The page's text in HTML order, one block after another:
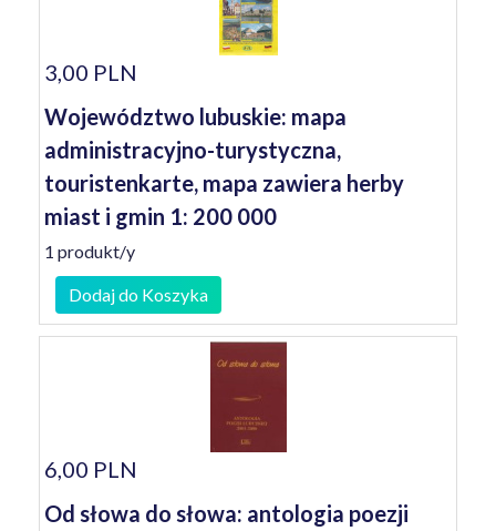
3,00 PLN
Województwo lubuskie: mapa
administracyjno-turystyczna,
touristenkarte, mapa zawiera herby
miast i gmin 1: 200 000
1 produkt/y
Dodaj do Koszyka
6,00 PLN
Od słowa do słowa: antologia poezji